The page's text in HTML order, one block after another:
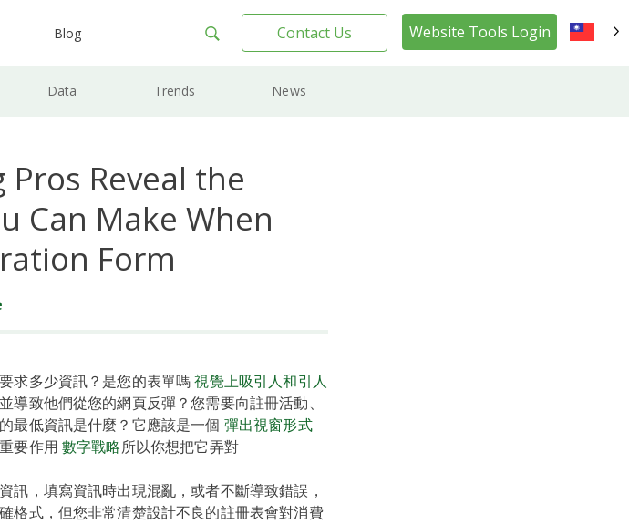
Blog Contact Us Website Tools Login
Data Trends News
Reveal the
Can Make When
Form
求多少資訊？是您的表單嗎視覺上吸引人和引人
導致他們從您的網頁反彈？您需要向註冊活動、
最低資訊是什麼？它應該是一個 彈出視窗形式
要作用數字戰略所以你想把它弄對
訊，填寫資訊時出現混亂，或者不斷導致錯誤，
格式，但您非常清楚設計不良的註冊表會對消費